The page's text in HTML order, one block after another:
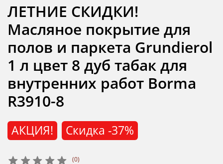
(0)
АКЦИЯ! Скидка -37%
ЛЕТНИЕ СКИДКИ!
Масляное покрытие для
полов и паркета Grundierol
1 л цвет 8 дуб табак для
внутренних работ Borma
R3910-8